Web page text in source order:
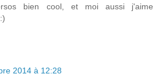
bien cool, et moi aussi j'aime
2014 à 12:28